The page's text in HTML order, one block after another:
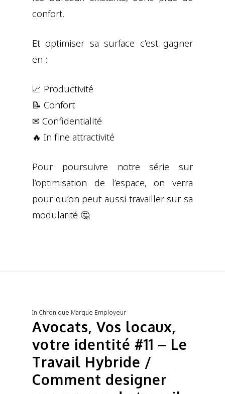
confort.
Et optimiser sa surface c’est gagner
en :
📈 Productivité
📝 Confort
✉ Confidentialité
🔥 In fine attractivité
Pour poursuivre notre série sur
l’optimisation de l’espace, on verra
pour qu’on peut aussi travailler sur sa
modularité 🤔
In Chronique Marque Employeur
Avocats, Vos locaux,
votre identité #11 – Le
Travail Hybride /
Comment designer